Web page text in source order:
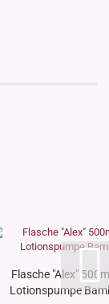
Flasche "Alex"
Lotionspumpe